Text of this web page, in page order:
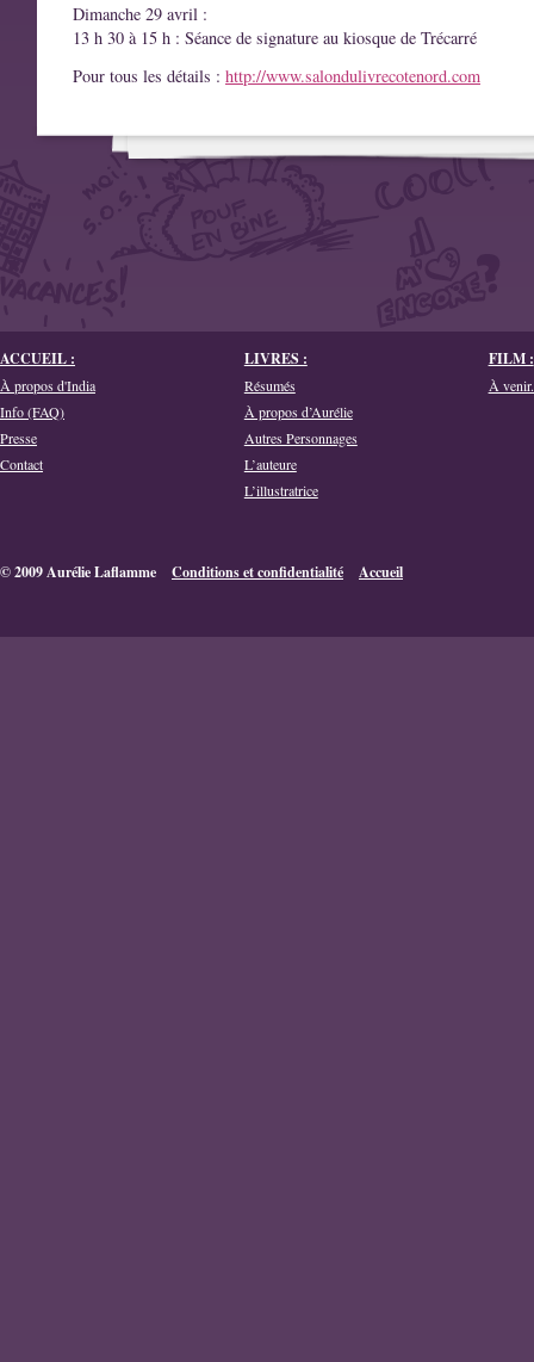
Dimanche 29 avril :
13 h 30 à 15 h : Séance de signature au kiosque de Trécarré
Pour tous les détails : http://www.salondulivrecotenord.com
ACCUEIL :
À propos d'India
Info (FAQ)
Presse
Contact
LIVRES :
Résumés
À propos d’Aurélie
Autres Personnages
L’auteure
L’illustratrice
FILM :
À
© 2009 Aurélie Laflamme Conditions et confidentialité Accueil